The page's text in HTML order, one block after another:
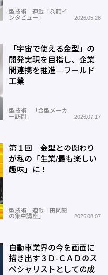
型技術 連載「巻頭イ
ンタビュー」
2026.05.28
「宇宙で使える金型」の
開発実現を目指し、企業
間連携を推進―ワールド
工業
型技術 「金型メーカ
ー訪問」
2026.07.17
第１回 金型との関わり
が私の「生業/最も楽しい
趣味」に！
型技術 連載「田岡塾
の集中講座」
2026.08.07
自動車業界の今を画面に
描き出す３Ｄ-ＣＡＤのス
ペシャリストとしての成